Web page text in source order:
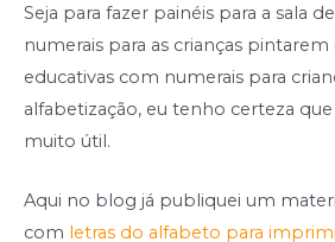
Seja para fazer painéis para a sala
numerais para as crianças
educativas com numerais para
alfabetização, eu tenho certeza que
muito útil.
Aqui no blog já publiquei um
com letras do alfabeto para